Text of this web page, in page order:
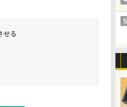
せる